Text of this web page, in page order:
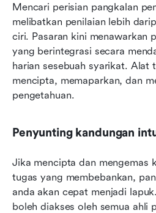
Mencari perisian pangkalan
melibatkan penilaian lebih
ciri. Pasaran kini menawarkan
yang berintegrasi secara
harian sesebuah syarikat. Alat
mencipta, memaparkan, dan
pengetahuan.
Penyunting kandungan
Jika mencipta dan mengemas
tugas yang membebankan,
anda akan cepat menjadi
boleh diakses oleh semua ahli